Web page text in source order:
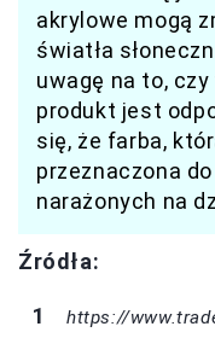
akrylowe mogą
światła
uwagę na to,
produkt jest
się, że farba,
przeznaczona
narażonych na
Źródła:
https://